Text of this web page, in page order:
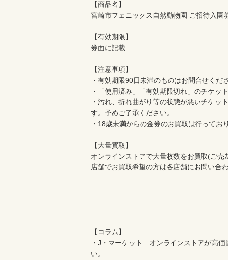
【商品名】
宮崎市フェニックス自然動物園 ご招待入園
【有効期限】
券面に記載
【注意事項】
・有効期限90日未満のものはお問合せくださ
・「使用済み」「有効期限切れ」のチケッ
・汚れ、折れ曲がり等の状態が悪いチケッ
す。予めご了承ください。
・18歳未満からの金券のお買取は行ってお
【大量買取】
オンラインストアで大量枚数をお買取(ご売
店舗でお買取希望の方は各店舗にお問い合
【コラム】
・J・マーケット　オンラインストアが高
い。